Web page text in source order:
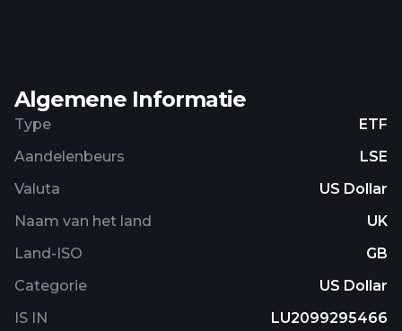
Algemene Informatie
Type
ETF
Aandelenbeurs
LSE
Valuta
US Dollar
Naam van het land
UK
Land-ISO
GB
Categorie
US Dollar
IS IN
LU2099295466